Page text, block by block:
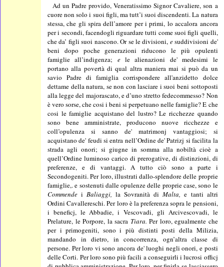
Ad un Padre provido, Veneratissimo Signor Cavaliere, son a
cuore non solo i suoi figli, ma tutt’i suoi discendenti. La natura
stessa, che gli spira dell’amore per i primi, lo accalora ancora
per i secondi, facendogli riguardare tutti come suoi figli quelli,
che da’ figli suoi nascono. Or se le divisioni, esuddivisioni de'
beni dopo poche generazioni riducono le più opulenti
famiglie all’indigenza; ele alienazioni de' medesimi le
portano alla povertà di qual altra maniera mai si può da un
savio Padre di famiglia corrispondere all'anzidetto dolce
dettame della natura, se non con lasciare i suoi beni sottoposti
alla legge del majorascato, e d’uno stretto fedecommesso? Non
è vero sorse, che cosi i beni si perpetuano nelle famiglie? E che
cosi le famiglie acquistano del lustro? Le ricchezze quando
sono bene amministrate, producono nuove ricchezze e
coll’opulenza si sanno de' matrimonj vantaggiosi; si
acquistano de' feudi si entra nell’Ordine de' Patrizj si facilita la
strada agli onori; si giugne in somma alla nobiltà cioè a
quell’Ordine luminoso carico di prerogative, di distinzioni, di
preferenze, e di vantaggi. A tutto ciò sono a parte i
Secondogeniti. Per loro, illustrati dallo-splendore delle proprie
famiglie,. e sostenuti dalle opulenze delle proprie case, sono le
Commendei Baliaggi, la Sovranità diMalta,e tanti altri
Ordini Cavallereschi. Per loro è la preferenza sopra le pensioni,
i beneficj, le Abbadie, i Vescovadi, gli Arcivescovadi, le
Prelature, le Porpore, la sacra Tiara. Per loro, egualmente che
per i primogeniti, sono i più distinti posti della Milizia,
mandando in dietro, in concorrenza, ogn’altra classe di
persone. Per loro vi sono ancora de' luoghi negli onori, e posti
delle Corti. Per loro sono più facili a conseguirli i lucrosi officj